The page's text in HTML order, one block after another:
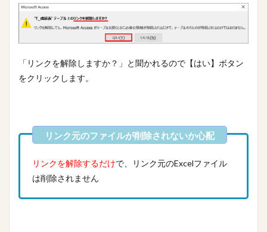
「リンクを解除しますか？」と聞かれるので【はい】ボタン
をクリックします。
リンクを解除するだけで、リンク元のExcelファイル
は削除されません